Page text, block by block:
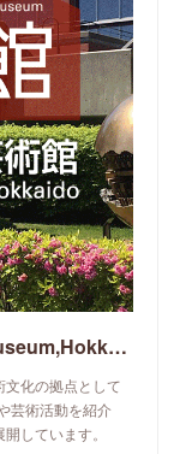
北海道立釧路芸術館 Kushiro Art Museum,Hokkaido
化の拠点として
芸術活動を紹介
しています。